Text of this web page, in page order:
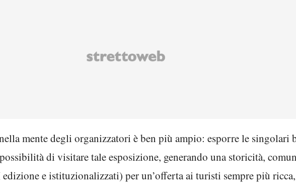
mente degli organizzatori è ben più ampio: esporre le singolari
di visitare tale esposizione, generando una storicità,
e istituzionalizzati) per un’offerta ai turisti sempre più